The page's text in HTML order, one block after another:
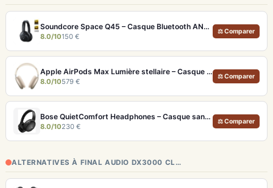
Soundcore Space Q45 – Casque Bluetooth ANC 50h d'autonomie et LDAC Hi-Res
8.0/10150 €
⚖ Comparer
Apple AirPods Max Lumière stellaire – Casque Hi-Fi ANC pro et audio spatial immersif
8.0/10579 €
⚖ Comparer
Bose QuietComfort Headphones – Casque sans fil à réduction de bruit légendaire
8.0/10230 €
⚖ Comparer
ALTERNATIVES À FINAL AUDIO DX3000 CL…